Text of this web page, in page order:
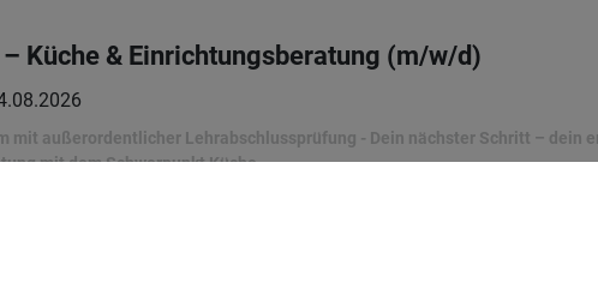
Küche & Einrichtungsberatung (m/w/d)
mit außerordentlicher Lehrabschlussprüfung - Dein nächster Schritt – dein
mit dem Schwerpunkt Küche
Küche & Einrichtungsberatung (m/w/d)